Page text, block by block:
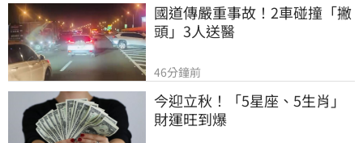
國道傳嚴重事故！2車碰撞「撇
頭」3人送醫
46分鐘前
今迎立秋！「5星座、5生肖」
財運旺到爆